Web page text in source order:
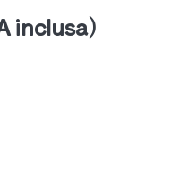
inclusa)